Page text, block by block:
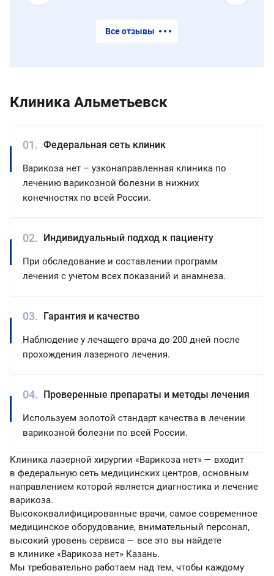
Все отзывы
Клиника Альметьевск
Федеральная сеть клиник
Варикоза нет – узконаправленная клиника по
лечению варикозной болезни в нижних
конечностях по всей России.
Индивидуальный подход к пациенту
При обследование и составлении программ
лечения с учетом всех показаний и анамнеза.
Гарантия и качество
Наблюдение у лечащего врача до 200 дней после
прохождения лазерного лечения.
Проверенные препараты и методы лечения
Используем золотой стандарт качества в лечении
варикозной болезни по всей России.
Клиника лазерной хирургии «Варикоза нет» — входит
в федеральную сеть медицинских центров, основным
направлением которой является диагностика и лечение
варикоза.
Высококвалифицированные врачи, самое современное
медицинское оборудование, внимательный персонал,
высокий уровень сервиса — все это вы найдете
в клинике «Варикоза нет» Казань.
Мы требовательно работаем над тем, чтобы каждому